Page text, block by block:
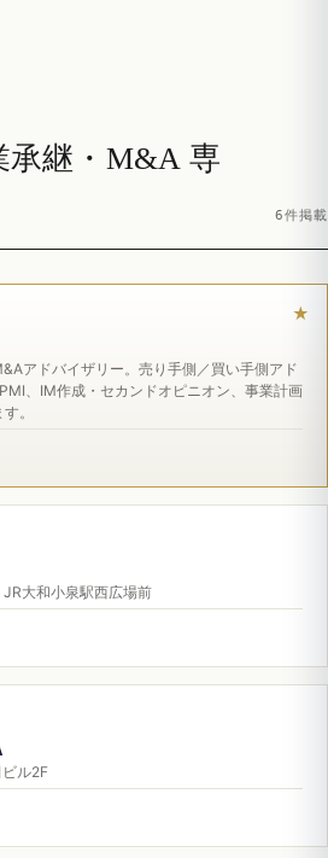
承継・M&A 専
6件掲載
アドバイザリー。売り手側／買い手側アド
、IM作成・セカンドオピニオン、事業計画
。
大和小泉駅西広場前
ル2F